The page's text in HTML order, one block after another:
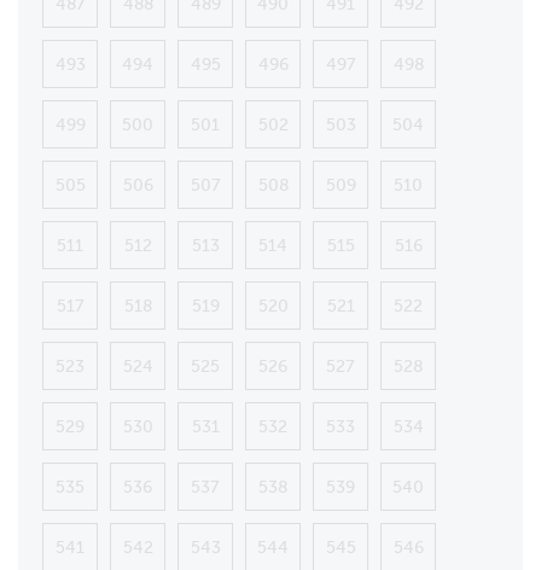
487 488 489 490 491 492
493 494 495 496 497 498
499 500 501 502 503 504
505 506 507 508 509 510
511 512 513 514 515 516
517 518 519 520 521 522
523 524 525 526 527 528
529 530 531 532 533 534
535 536 537 538 539 540
541 542 543 544 545 546